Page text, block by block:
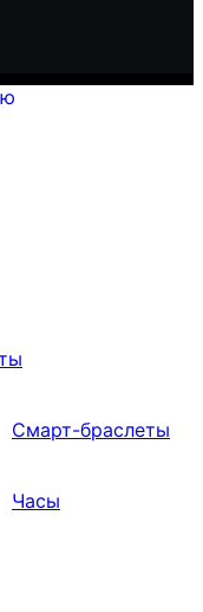
Смарт-браслеты
Часы